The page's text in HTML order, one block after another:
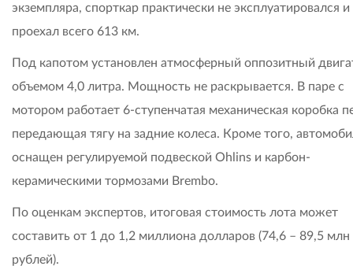
экземпляра, спорткар практически не эксплуатировался и
проехал всего 613 км.
Под капотом установлен атмосферный оппозитный
объемом 4,0 литра. Мощность не раскрывается. В паре с
мотором работает 6-ступенчатая механическая коробка
передающая тягу на задние колеса. Кроме того,
оснащен регулируемой подвеской Ohlins и карбон-
керамическими тормозами Brembo.
По оценкам экспертов, итоговая стоимость лота может
составить от 1 до 1,2 миллиона долларов (74,6 – 89,5 млн
рублей).